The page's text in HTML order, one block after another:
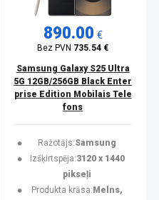
890.00 €
Bez PVN 735.54 €
Samsung Galaxy S25 Ultra
5G 12GB/256GB Black Enter
prise Edition Mobilais Tele
fons
Ražotājs:Samsung
Izšķirtspēja:3120 x 1440
pikseļi
Produkta krāsa: Melns,